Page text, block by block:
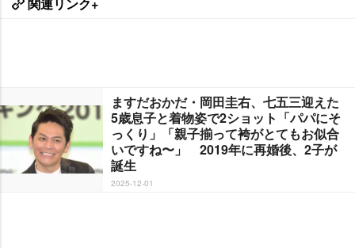
ますだおかだ・岡田圭右、七五三迎えた
5歳息子と着物姿で2ショット「パパにそ
っくり」「親子揃って袴がとてもお似合
いですね〜」 2019年に再婚後、2子が
誕生
2025-12-01